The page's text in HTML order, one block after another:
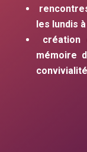
les lundis
création
mémoire